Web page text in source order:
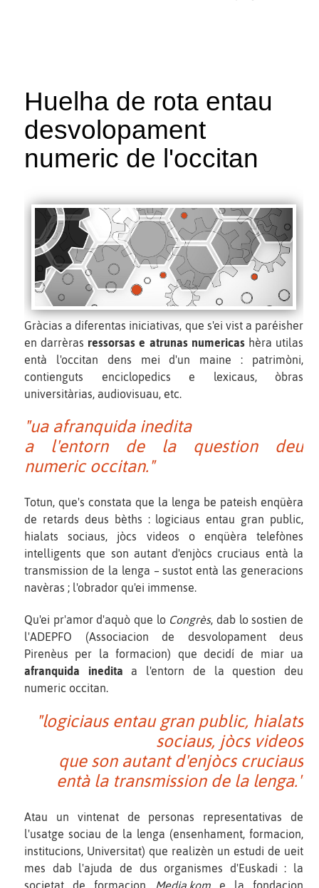
Huelha de rota entau
desvolopament
numeric de l'occitan
Gràcias a diferentas iniciativas, que s'ei vist a paréisher
en darrèras ressorsas e atrunas numericashèra utilas
entà l'occitan dens mei d'un maine : patrimòni,
contienguts enciclopedics e lexicaus, òbras
universitàrias, audiovisuau, etc.
"ua afranquida inedita
a l'entorn de la question deu
numeric occitan."
Totun, que's constata que la lenga be pateish enqüèra
de retards deus bèths : logiciaus entau gran public,
hialats sociaus, jòcs videos o enqüèra telefònes
intelligents que son autant d'enjòcs cruciaus entà la
transmission de la lenga – sustot entà las generacions
navèras ; l'obrador qu'ei immense.
Qu'ei pr'amor d'aquò que lo Congrès, dab lo sostien de
l'ADEPFO (Associacion de desvolopament deus
Pirenèus per la formacion) que decidí de miar ua
afranquida inedita a l'entorn de la question deu
numeric occitan.
"logiciaus entau gran public, hialats
sociaus, jòcs videos
que son autant d'enjòcs cruciaus
entà la transmission de la lenga."
Atau un vintenat de personas representativas de
l'usatge sociau de la lenga (ensenhament, formacion,
institucions, Universitat) que realizèn un estudi de ueit
mes dab l'ajuda de dus organismes d'Euskadi : la
societat de formacion
Media.kome la fondacion